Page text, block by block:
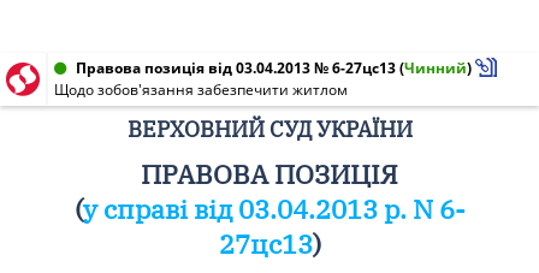
Правова позиція від 03.04.2013 № 6-27цс13(Чинний)
Щодо зобов'язання забезпечити житлом
ВЕРХОВНИЙ СУД УКРАЇНИ
ПРАВОВА ПОЗИЦІЯ
(у справі від 03.04.2013 р. N 6-
27цс13)